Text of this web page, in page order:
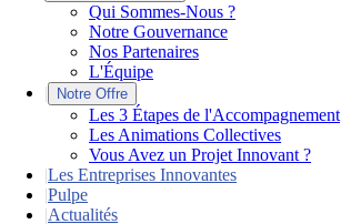
Qui Sommes-Nous ?
Notre Gouvernance
Nos Partenaires
L'Équipe
|
Notre Offre
Les 3 Étapes de l'Accompagnement
Les Animations Collectives
Vous Avez un Projet Innovant ?
|Les Entreprises Innovantes
|Pulpe
|Actualités